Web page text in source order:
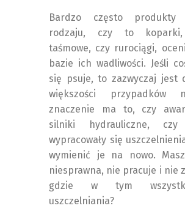
Bardzo często produkty
rodzaju, czy to
taśmowe, czy rurociągi,
bazie ich wadliwości. Jeśli
się psuje, to zazwyczaj jest
większości przypadków
znaczenie ma to, czy
silniki hydrauliczne, czy
wypracowały się
wymienić je na nowo.
niesprawna, nie pracuje i nie
gdzie w tym
uszczelniania?